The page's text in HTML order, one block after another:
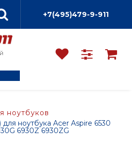
+7(495)479-9-911
ноутбуков
для ноутбука Acer Aspire 6530
6930Z 6930ZG